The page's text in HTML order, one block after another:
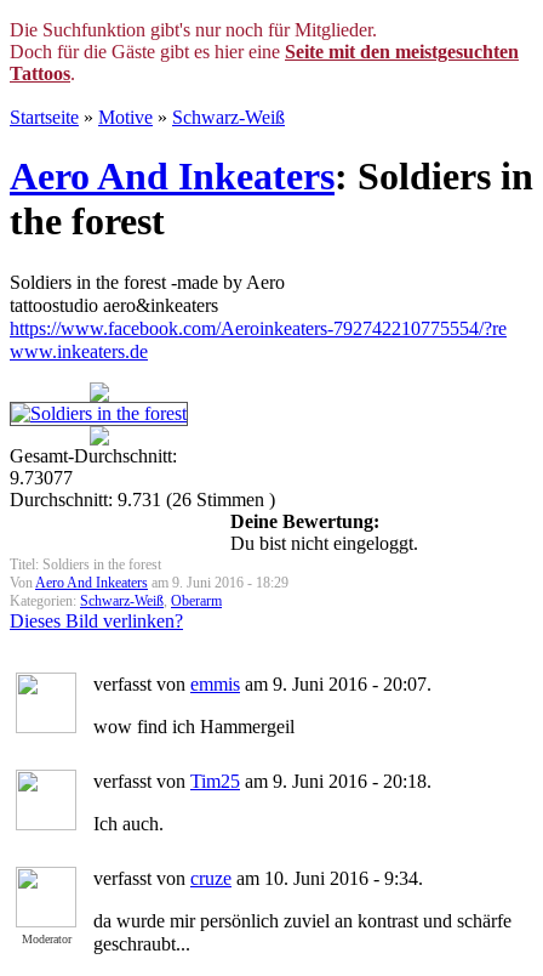
Die Suchfunktion gibt's nur noch für Mitglieder.
Doch für die Gäste gibt es hier eine Seite mit den meistgesuchten
Tattoos.
Startseite » Motive » Schwarz-Weiß
Aero And Inkeaters: Soldiers in
the forest
Soldiers in the forest -made by Aero
tattoostudio aero&inkeaters
https://www.facebook.com/Aeroinkeaters-792742210775554/?re
www.inkeaters.de
Gesamt-Durchschnitt:
9.73077
Durchschnitt: 9.731 (26 Stimmen )
Deine Bewertung:
Du bist nicht eingeloggt.
Titel: Soldiers in the forest
VonAero And Inkeaters am 9. Juni 2016 - 18:29
Kategorien: Schwarz-Weiß, Oberarm
Dieses Bild verlinken?
verfasst von emmis am 9. Juni 2016 - 20:07.
wow find ich Hammergeil
verfasst von Tim25 am 9. Juni 2016 - 20:18.
Ich auch.
Moderator
verfasst von cruze am 10. Juni 2016 - 9:34.
da wurde mir persönlich zuviel an kontrast und schärfe
geschraubt...